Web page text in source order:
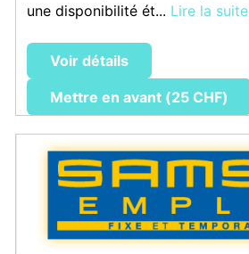
une disponibilité ét... Lire la suite
Voir détails
Mettre en avant (25 CHF)